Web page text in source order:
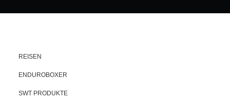
REISEN
ENDUROBOXER
SWT PRODUKTE